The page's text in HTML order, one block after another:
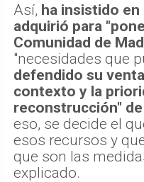
Así, ha insistido en
adquirió para
Comunidad de
"necesidades que
defendido su
contexto y la
reconstrucción"
eso, se decide el
esos recursos y
que son las
explicado.